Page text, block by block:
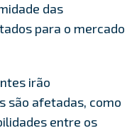
das
para o mercado
irão
são afetadas, como
entre os